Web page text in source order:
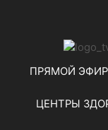
ПРЯМОЙ ЭФИР
ЦЕНТРЫ